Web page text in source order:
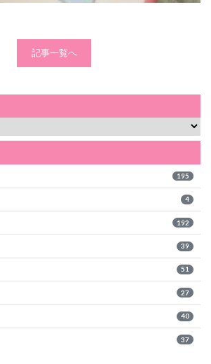
記事一覧へ
195
4
192
39
51
27
40
37